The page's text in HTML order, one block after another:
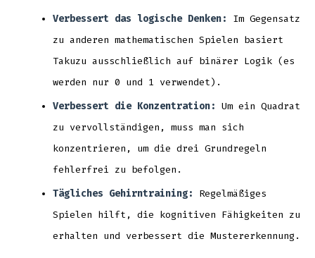
Verbessert das logische Denken:
Im Gegensatz
zu anderen mathematischen Spielen basiert
Takuzu ausschließlich auf binärer Logik (es
werden nur 0 und 1 verwendet).
Verbessert die Konzentration: Um ein Quadrat
zu vervollständigen, muss man sich
konzentrieren, um die drei Grundregeln
fehlerfrei zu befolgen.
Tägliches Gehirntraining:
Regelmäßiges
Spielen hilft, die kognitiven Fähigkeiten zu
erhalten und verbessert die Mustererkennung.